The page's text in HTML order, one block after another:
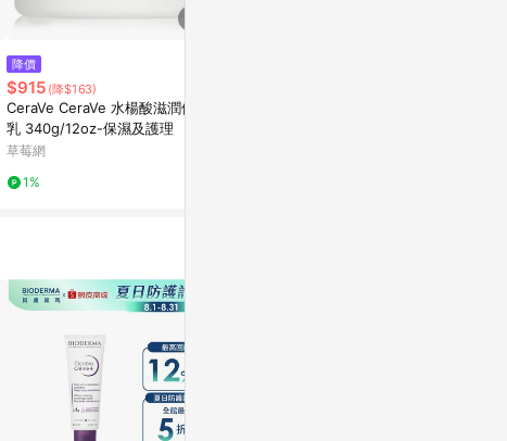
降價
$915 (降$163)
CeraVe CeraVe 水楊酸滋潤修復
乳 340g/12oz-保濕及護理
草莓網
1%